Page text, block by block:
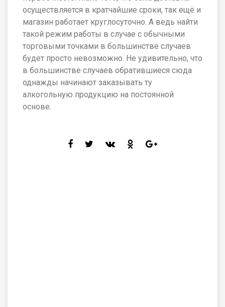
осуществляется в кратчайшие сроки, так ещё и
магазин работает круглосуточно. А ведь найти
такой режим работы в случае с обычными
торговыми точками в большинстве случаев
будет просто невозможно. Не удивительно, что
в большинстве случаев обратившиеся сюда
однажды начинают заказывать ту
алкогольную продукцию на постоянной
основе.